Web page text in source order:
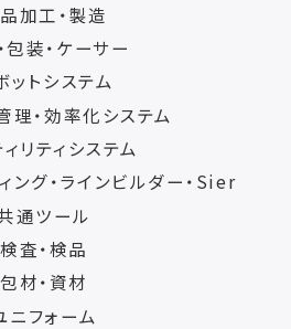
加工・製造
包装・ケーサー
ットシステム
理・効率化システム
リティシステム
ング・ラインビルダー・Sier
通ツール
検査・検品
包材・資材
ニフォーム